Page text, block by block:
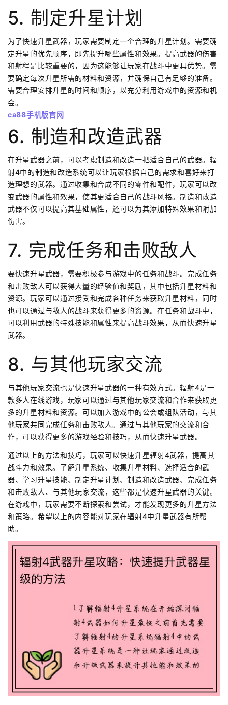
5. 制定升星计划
为了快速升星武器，玩家需要制定一个合理的升星计划。需要确
定升星的优先顺序，即先提升哪些属性和效果。提高武器的伤害
和射程是比较重要的，因为这能够让玩家在战斗中更具优势。需
要确定每次升星所需的材料和资源，并确保自己有足够的准备。
需要合理安排升星的时间和顺序，以充分利用游戏中的资源和机
会。
ca88手机版官网
6. 制造和改造武器
在升星武器之前，可以考虑制造和改造一把适合自己的武器。辐
射4中的制造和改造系统可以让玩家根据自己的需求和喜好来打
造理想的武器。通过收集和合成不同的零件和配件，玩家可以改
变武器的属性和效果，使其更适合自己的战斗风格。制造和改造
武器不仅可以提高其基础属性，还可以为其添加特殊效果和附加
伤害。
7. 完成任务和击败敌人
要快速升星武器，需要积极参与游戏中的任务和战斗。完成任务
和击败敌人可以获得大量的经验值和奖励，其中包括升星材料和
资源。玩家可以通过接受和完成各种任务来获取升星材料，同时
也可以通过与敌人的战斗来获得更多的资源。在任务和战斗中，
可以利用武器的特殊技能和属性来提高战斗效果，从而快速升星
武器。
8. 与其他玩家交流
与其他玩家交流也是快速升星武器的一种有效方式。辐射4是一
款多人在线游戏，玩家可以通过与其他玩家交流和合作来获取更
多的升星材料和资源。可以加入游戏中的公会或组队活动，与其
他玩家共同完成任务和击败敌人。通过与其他玩家的交流和合
作，可以获得更多的游戏经验和技巧，从而快速升星武器。
通过以上的方法和技巧，玩家可以快速升星辐射4武器，提高其
战斗力和效果。了解升星系统、收集升星材料、选择适合的武
器、学习升星技能、制定升星计划、制造和改造武器、完成任务
和击败敌人、与其他玩家交流，这些都是快速升星武器的关键。
在游戏中，玩家需要不断探索和尝试，才能发现更多的升星方法
和策略。希望以上的内容能对玩家在辐射4中升星武器有所帮
助。